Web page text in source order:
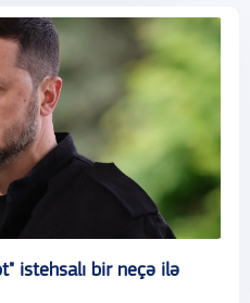
istehsalı bir neçə ilə